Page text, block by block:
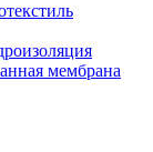
мембрана